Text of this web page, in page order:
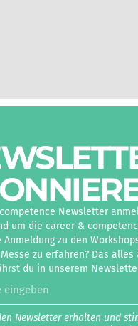
Newsletter
um die career &
zu den
zu erfahren? Das alles
du in unserem
Newsletter erhalten und